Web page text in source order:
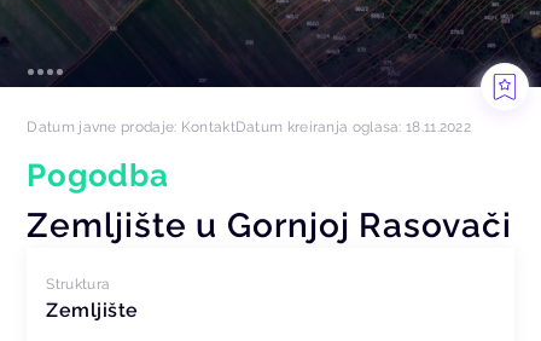
Datum javne prodaje: KontaktDatum kreiranja oglasa: 18.11.2022
Pogodba
Zemljište u Gornjoj Rasovači
Struktura
Zemljište